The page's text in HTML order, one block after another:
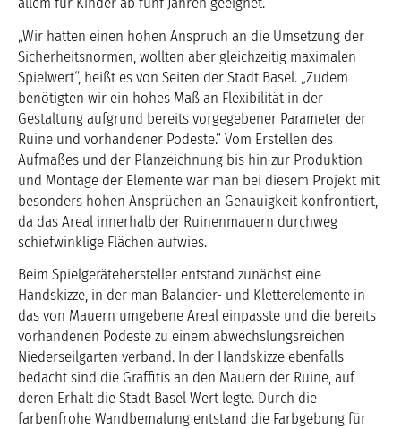
„Wir hatten einen hohen Anspruch an die Umsetzung der
Sicherheitsnormen, wollten aber gleichzeitig maximalen
Spielwert“, heißt es von Seiten der Stadt Basel. „Zudem
benötigten wir ein hohes Maß an Flexibilität in der
Gestaltung aufgrund bereits vorgegebener Parameter der
Ruine und vorhandener Podeste.“ Vom Erstellen des
Aufmaßes und der Planzeichnung bis hin zur Produktion
und Montage der Elemente war man bei diesem Projekt mit
besonders hohen Ansprüchen an Genauigkeit konfrontiert,
da das Areal innerhalb der Ruinenmauern durchweg
schiefwinklige Flächen aufwies.
Beim Spielgerätehersteller entstand zunächst eine
Handskizze, in der man Balancier- und Kletterelemente in
das von Mauern umgebene Areal einpasste und die bereits
vorhandenen Podeste zu einem abwechslungsreichen
Niederseilgarten verband. In der Handskizze ebenfalls
bedacht sind die Graffitis an den Mauern der Ruine, auf
deren Erhalt die Stadt Basel Wert legte. Durch die
farbenfrohe Wandbemalung entstand die Farbgebung für